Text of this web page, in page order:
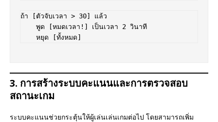
ถ้า [ตัวจับเวลา > 30] แล้ว
3. การสร้างระบบคะแนนและการตรวจสอบ
สถานะเกม
ระบบคะแนนช่วยกระตุ้นให้ผู้เล่นเล่นเกมต่อไป โดยสามารถเพิ่ม